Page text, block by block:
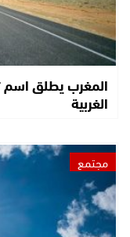
المغرب يطلق اسم
الغربية
مجتمع